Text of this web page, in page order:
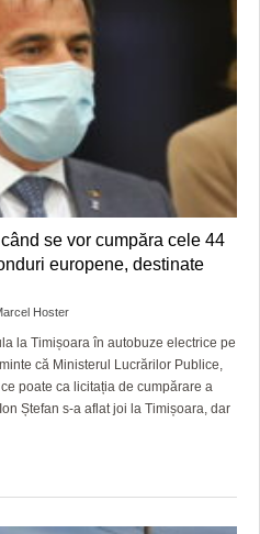
se vor cumpăra cele 44
europene, destinate
Hoster
la Timișoara în autobuze electrice pe
că Ministerul Lucrărilor Publice,
poate ca licitația de cumpărare a
Ștefan s-a aflat joi la Timișoara, dar